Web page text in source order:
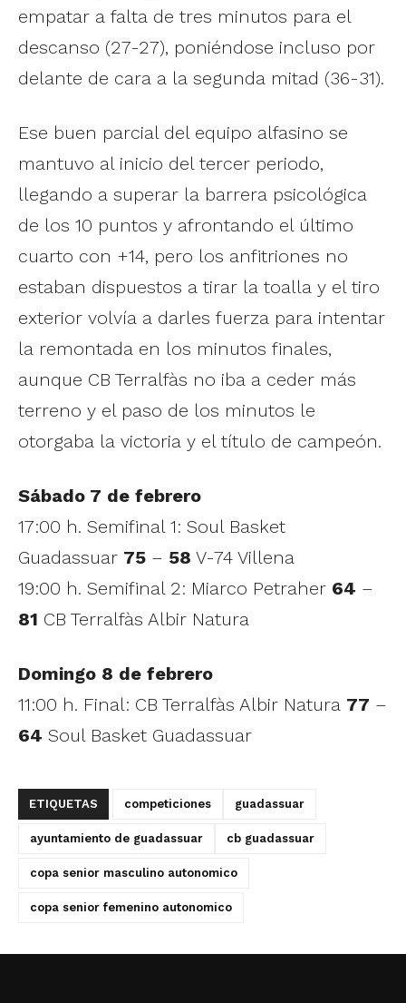
empatar a falta de tres minutos para el
descanso (27-27), poniéndose incluso por
delante de cara a la segunda mitad (36-31).
Ese buen parcial del equipo alfasino se
mantuvo al inicio del tercer periodo,
llegando a superar la barrera psicológica
de los 10 puntos y afrontando el último
cuarto con +14, pero los anfitriones no
estaban dispuestos a tirar la toalla y el tiro
exterior volvía a darles fuerza para intentar
la remontada en los minutos finales,
aunque CB Terralfàs no iba a ceder más
terreno y el paso de los minutos le
otorgaba la victoria y el título de campeón.
Sábado 7 de febrero
17:00 h. Semifinal 1: Soul Basket
Guadassuar 75 – 58 V-74 Villena
19:00 h. Semifinal 2: Miarco Petraher 64 –
81 CB Terralfàs Albir Natura
Domingo 8 de febrero
11:00 h. Final: CB Terralfàs Albir Natura 77 –
64 Soul Basket Guadassuar
ETIQUETAS competiciones guadassuar
ayuntamiento de guadassuar cb guadassuar
copa senior masculino autonomico
copa senior femenino autonomico